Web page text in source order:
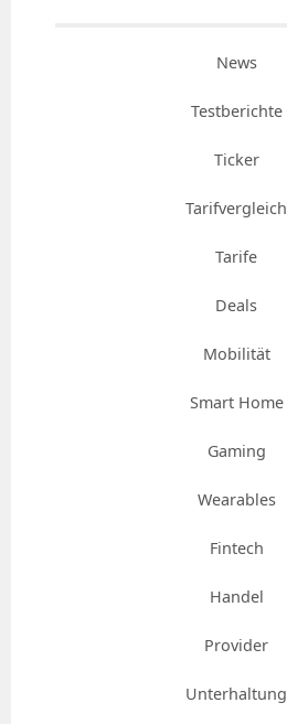
News
Testberichte
Ticker
Tarifvergleich
Tarife
Deals
Mobilität
Smart Home
Gaming
Wearables
Fintech
Handel
Provider
Unterhaltung